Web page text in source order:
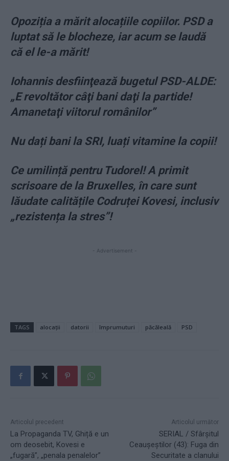
Opoziția a mărit alocațiile copiilor. PSD a
luptat să le blocheze, iar acum se laudă
că el le-a mărit!
Iohannis desfiinţează bugetul PSD-ALDE:
„E revoltător câţi bani daţi la partide!
Amanetaţi viitorul românilor”
Nu dați bani la SRI, luați vitamine la copii!
Ce umilință pentru Tudorel! A primit
scrisoare de la Bruxelles, în care sunt
lăudate calitățile Codruței Kovesi, inclusiv
„rezistența la stres”!
- Advertisement -
TAGS alocații datorii împrumuturi păcăleală PSD
Articolul precedent
La Propaganda TV, Ghiță e un
om deosebit, Kovesi e
„fugară”, „penala penalelor”
Articolul următor
SERIAL / Sfârşitul
Ceauşeştilor (43): Fuga din
Securitate a clanului